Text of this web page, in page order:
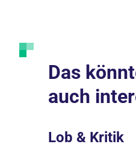
Das
auch
Lob & Kritik